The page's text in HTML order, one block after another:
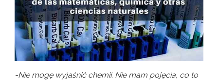
-Nie mogę wyjaśnić chemii. Nie mam pojęcia, co to